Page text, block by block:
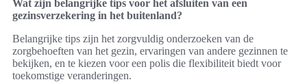
Wat zijn belangrijke tips voor het afsluiten van een
gezinsverzekering in het buitenland?
Belangrijke tips zijn het zorgvuldig onderzoeken van de
zorgbehoeften van het gezin, ervaringen van andere gezinnen te
bekijken, en te kiezen voor een polis die flexibiliteit biedt voor
toekomstige veranderingen.